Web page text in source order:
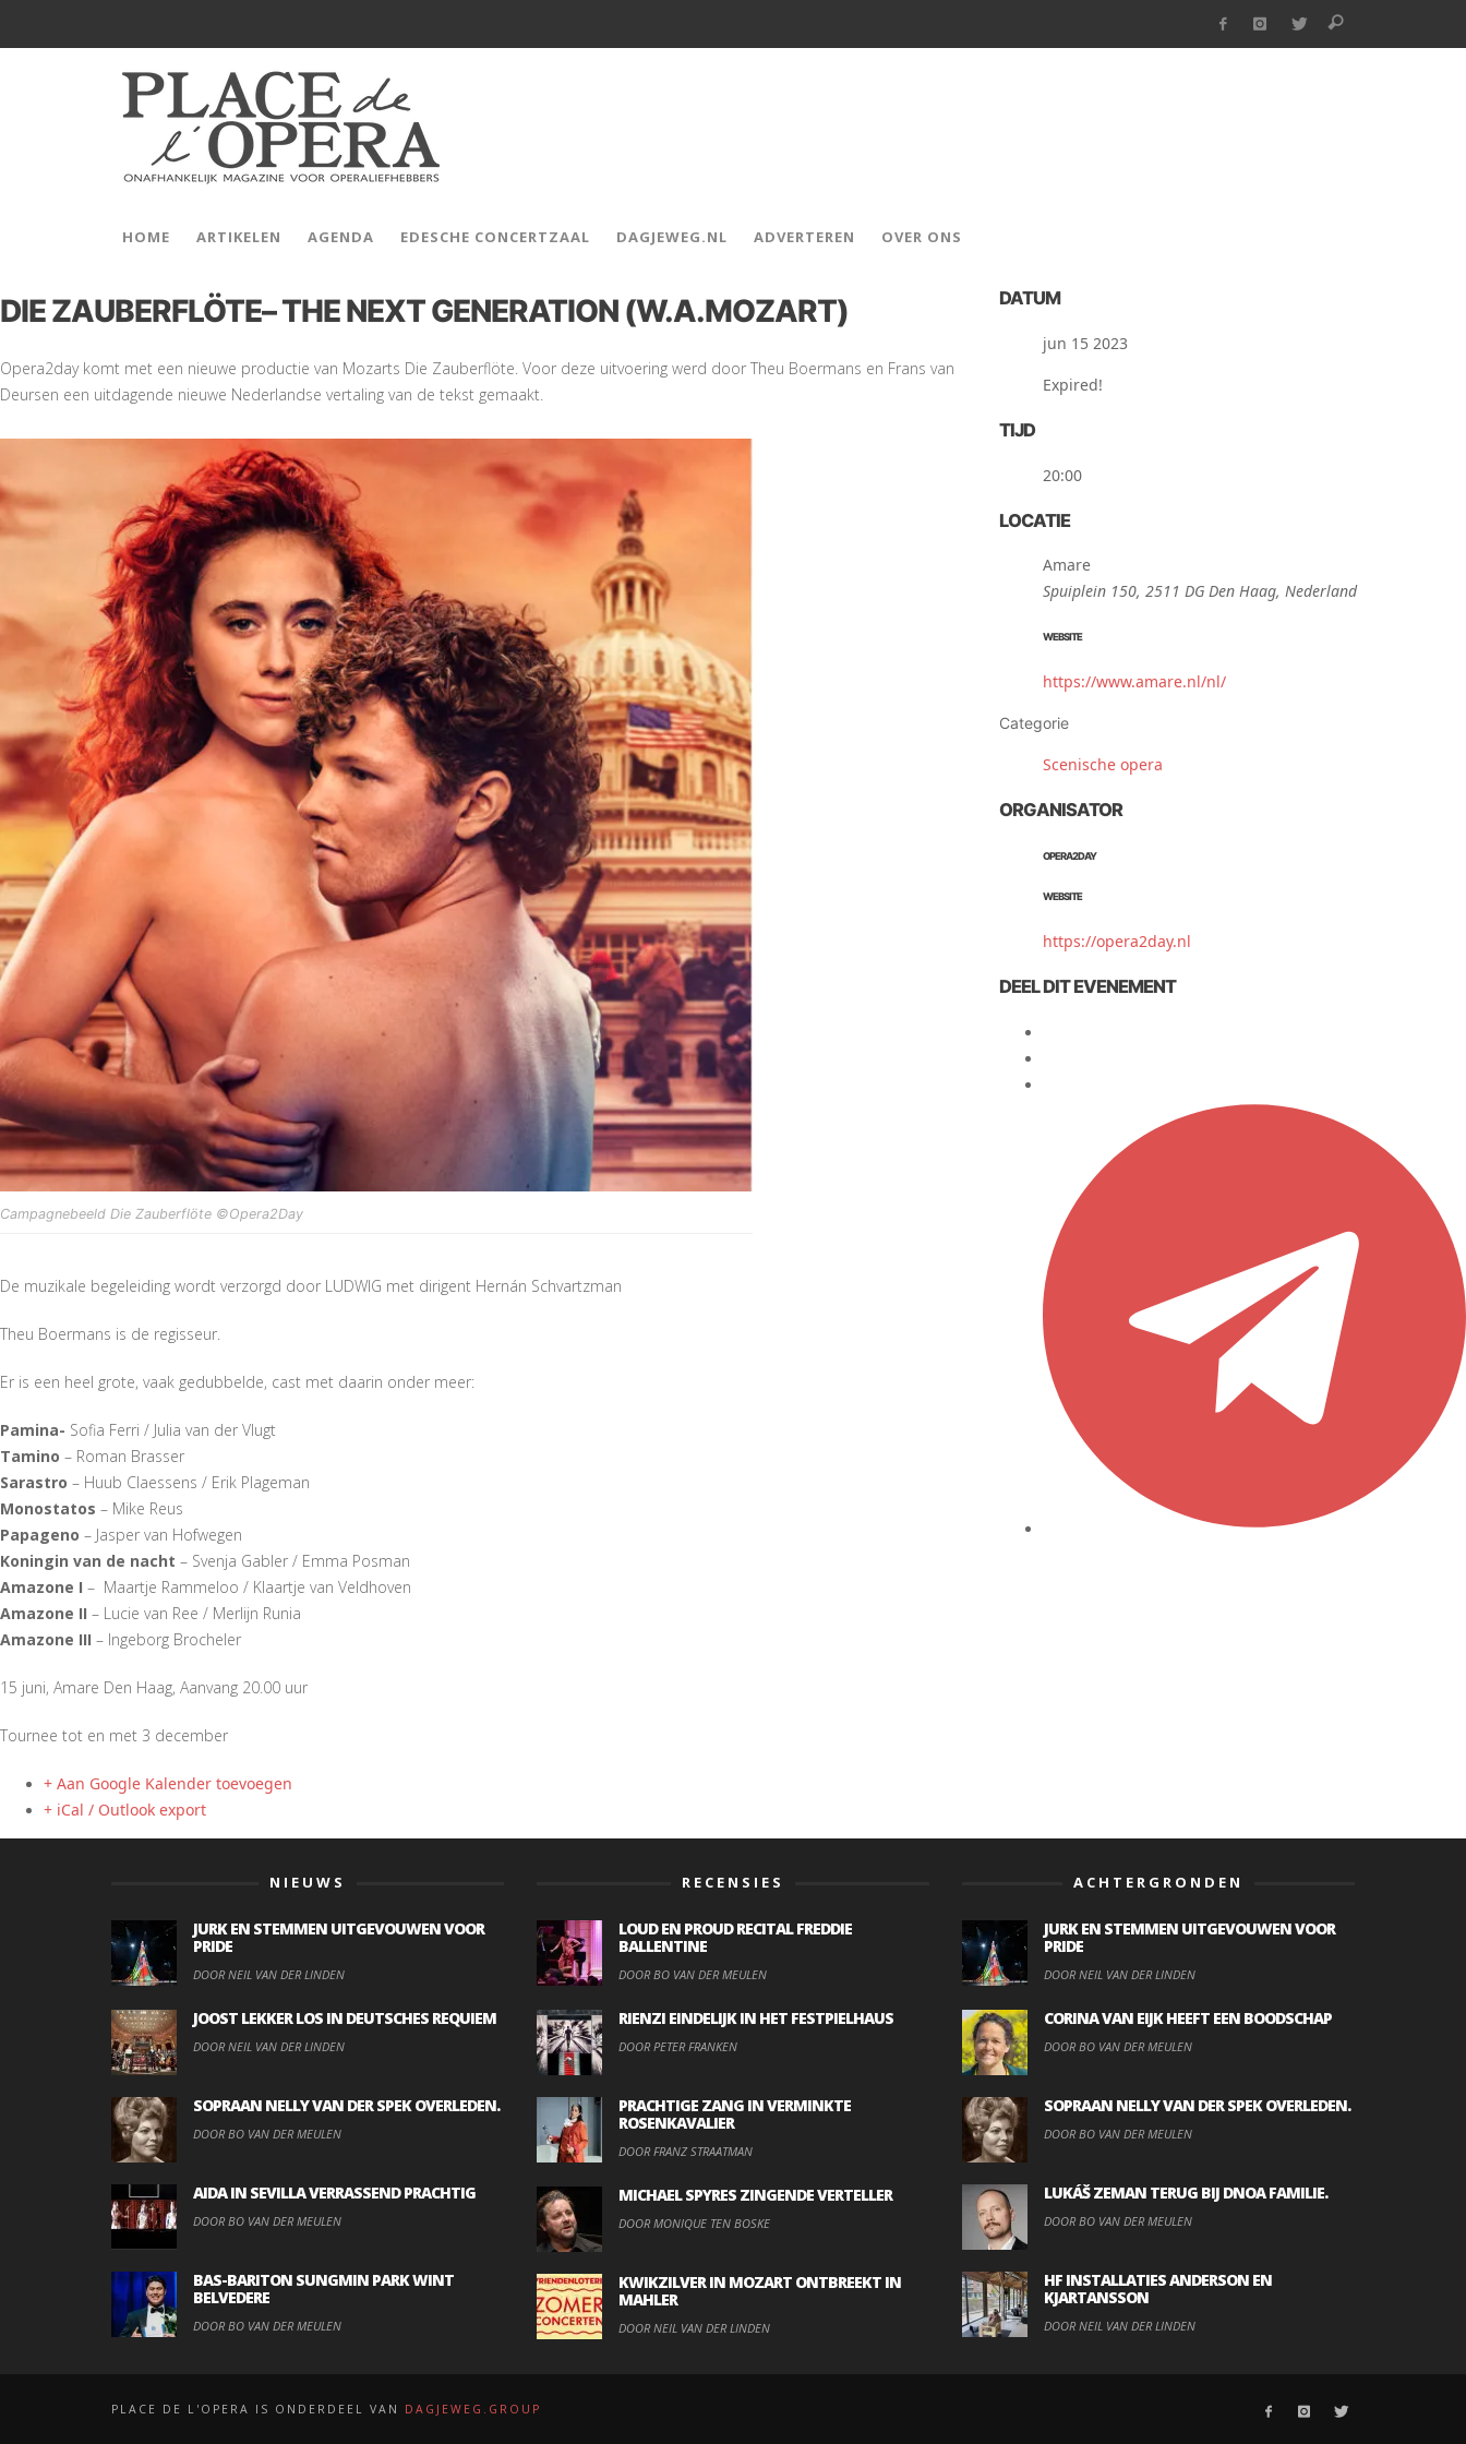
HOME ARTIKELEN AGENDA EDESCHE CONCERTZAAL DAGJEWEG.NL ADVERTEREN OVER ONS
DIE ZAUBERFLÖTE– THE NEXT GENERATION (W.A.MOZART)
Opera2day komt met een nieuwe productie van Mozarts Die Zauberflöte. Voor deze uitvoering werd door Theu Boermans en Frans van
Deursen een uitdagende nieuwe Nederlandse vertaling van de tekst gemaakt.
Campagnebeeld Die Zauberflöte ©Opera2Day
De muzikale begeleiding wordt verzorgd door LUDWIG met dirigent Hernán Schvartzman
Theu Boermans is de regisseur.
Er is een heel grote, vaak gedubbelde, cast met daarin onder meer:
Pamina- Sofia Ferri / Julia van der Vlugt
Tamino – Roman Brasser
Sarastro – Huub Claessens / Erik Plageman
Monostatos – Mike Reus
Papageno – Jasper van Hofwegen
Koningin van de nacht – Svenja Gabler / Emma Posman
Amazone I – Maartje Rammeloo / Klaartje van Veldhoven
Amazone II – Lucie van Ree / Merlijn Runia
Amazone III – Ingeborg Brocheler
15 juni, Amare Den Haag, Aanvang 20.00 uur
Tournee tot en met 3 december
+ Aan Google Kalender toevoegen
+ iCal / Outlook export
DATUM
jun 15 2023
Expired!
TIJD
20:00
LOCATIE
Amare
Spuiplein 150, 2511 DG Den Haag, Nederland
WEBSITE
https://www.amare.nl/nl/
Categorie
Scenische opera
ORGANISATOR
OPERA2DAY
WEBSITE
https://opera2day.nl
DEEL DIT EVENEMENT
NIEUWS
JURK EN STEMMEN UITGEVOUWEN VOOR
PRIDE
DOOR NEIL VAN DER LINDEN
JOOST LEKKER LOS IN DEUTSCHES REQUIEM
DOOR NEIL VAN DER LINDEN
SOPRAAN NELLY VAN DER SPEK OVERLEDEN.
DOOR BO VAN DER MEULEN
AIDA IN SEVILLA VERRASSEND PRACHTIG
DOOR BO VAN DER MEULEN
BAS-BARITON SUNGMIN PARK WINT
BELVEDERE
DOOR BO VAN DER MEULEN
RECENSIES
LOUD EN PROUD RECITAL FREDDIE
BALLENTINE
DOOR BO VAN DER MEULEN
RIENZI EINDELIJK IN HET FESTPIELHAUS
DOOR PETER FRANKEN
PRACHTIGE ZANG IN VERMINKTE
ROSENKAVALIER
DOOR FRANZ STRAATMAN
MICHAEL SPYRES ZINGENDE VERTELLER
DOOR MONIQUE TEN BOSKE
KWIKZILVER IN MOZART ONTBREEKT IN
MAHLER
DOOR NEIL VAN DER LINDEN
ACHTERGRONDEN
JURK EN STEMMEN UITGEVOUWEN VOOR
PRIDE
DOOR NEIL VAN DER LINDEN
CORINA VAN EIJK HEEFT EEN BOODSCHAP
DOOR BO VAN DER MEULEN
SOPRAAN NELLY VAN DER SPEK OVERLEDEN.
DOOR BO VAN DER MEULEN
LUKÁŠ ZEMAN TERUG BIJ DNOA FAMILIE.
DOOR BO VAN DER MEULEN
HF INSTALLATIES ANDERSON EN
KJARTANSSON
DOOR NEIL VAN DER LINDEN
PLACE DE L'OPERA IS ONDERDEEL VAN DAGJEWEG.GROUP